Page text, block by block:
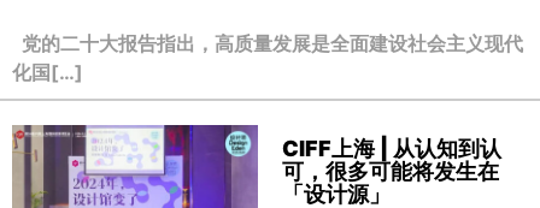
党的二十大报告指出，高质量发展是全面建设社会主义现代
化国[…]
CIFF上海 | 从认知到认
可，很多可能将发生在
「设计源」